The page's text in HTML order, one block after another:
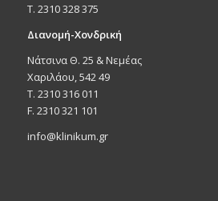
T. 2310 328 375
Διανομή-Χονδρική
Νάτσινα Θ. 25 & Νεμέας
Χαριλάου, 542 49
T. 2310 316 011
F. 2310 321 101
info@klinikum.gr